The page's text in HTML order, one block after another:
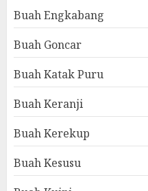
Buah Engkabang
Buah Goncar
Buah Katak Puru
Buah Keranji
Buah Kerekup
Buah Kesusu